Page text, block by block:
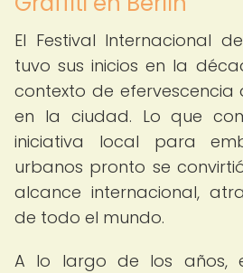
El Festival Internacional
tuvo sus inicios en la
contexto de
en la ciudad. Lo que
iniciativa local para
urbanos pronto se
alcance internacional,
de todo el mundo.
A lo largo de los años,